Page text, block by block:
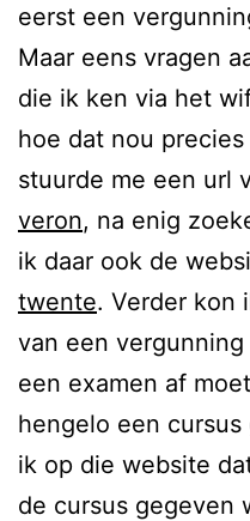
eerst een
Maar eens vragen
die ik ken via het
hoe dat nou
stuurde me een url
veron, na enig
ik daar ook de
twente. Verder kon
van een
een examen af
hengelo een
ik op die website
de cursus gegeven